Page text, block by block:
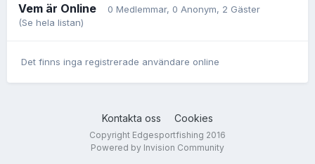
Vem är Online 0 Medlemmar, 0 Anonym, 2 Gäster
(Se hela listan)
Det finns inga registrerade användare online
Kontakta oss Cookies
Copyright Edgesportfishing 2016
Powered by Invision Community